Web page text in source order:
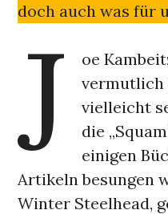
doch auch was für
J
oe
vermutlich
vielleicht
die
einigen
Artikeln besungen
Winter Steelhead,